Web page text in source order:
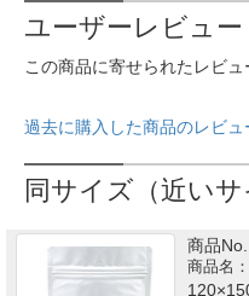
ユーザーレビュー
この商品に寄せられたレビュ
過去に購入した商品のレビュ
同サイズ（近いサ
商品No.